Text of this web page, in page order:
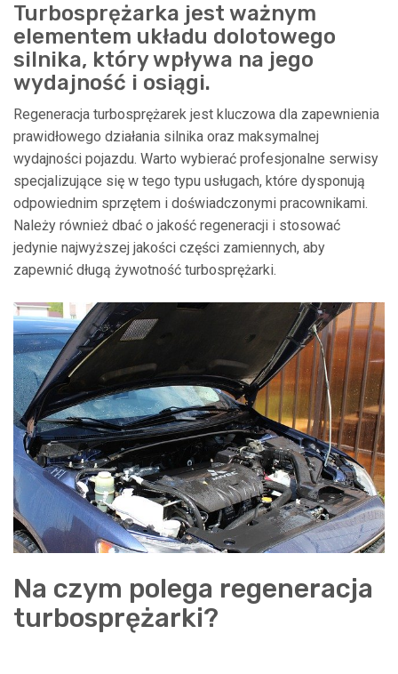
Turbosprężarka jest ważnym
elementem układu dolotowego
silnika, który wpływa na jego
wydajność i osiągi.
Regeneracja turbosprężarek jest kluczowa dla zapewnienia
prawidłowego działania silnika oraz maksymalnej
wydajności pojazdu. Warto wybierać profesjonalne serwisy
specjalizujące się w tego typu usługach, które dysponują
odpowiednim sprzętem i doświadczonymi pracownikami.
Należy również dbać o jakość regeneracji i stosować
jedynie najwyższej jakości części zamiennych, aby
zapewnić długą żywotność turbosprężarki.
Na czym polega regeneracja
turbosprężarki?